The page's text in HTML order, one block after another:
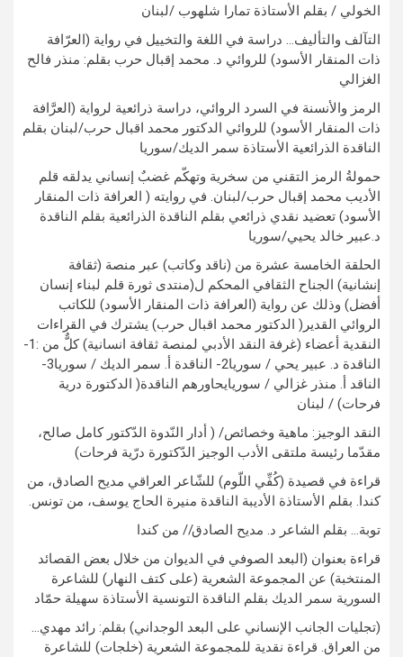
الخولي / بقلم الأستاذة تمارا شلهوب /لبنان
التآلف والتأليف… دراسة في اللغة والتخييل في رواية (العرّافة
ذات المنقار الأسود) للروائي د. محمد إقبال حرب بقلم: منذر فالح
الغزالي
الرمز والأنسنة في السرد الروائي، دراسة ذرائعية لرواية (العرَّافة
ذات المنقار الأسود) للروائي الدكتور محمد اقبال حرب/لبنان بقلم
الناقدة الذرائعية الأستاذة سمر الديك/سوريا
حمولةُ الرمز التقني من سخرية وتهكّم غضبٌ إنساني يدلقه قلم
الأديب محمد إقبال حرب/لبنان. في روايته ( العرافة ذات المنقار
الأسود) تعضيد نقدي ذرائعي بقلم الناقدة الذرائعية بقلم الناقدة
د.عبير خالد يحيي/سوريا
الحلقة الخامسة عشرة من (ناقد وكاتب) عبر منصة (ثقافة
إنشانية) الجناح الثقافي المحكم ل(منتدى ثورة قلم لبناء إنسان
أفضل) وذلك عن رواية (العرافة ذات المنقار الأسود) للكاتب
الروائي القدير( الدكتور محمد اقبال حرب) يشترك في القراءات
النقدية أعضاء (غرفة النقد الأدبي لمنصة ثقافة انسانية) كلٌّ من :1-
الناقدة د. عبير يحي / سوريا2- الناقدة أ. سمر الديك / سوريا3-
الناقد أ. منذر غزالي / سوريايحاورهم الناقدة( الدكتورة درية
فرحات) / لبنان
النقد الوجيز: ماهية وخصائص/ ( أدار النّدوة الدّكتور كامل صالح،
مقدّما رئيسة ملتقى الأدب الوجيز الدّكتورة درّية فرحات)
قراءة في قصيدة (كُفِّي اللّوم) للشّاعر العراقي مديح الصادق، من
كندا. بقلم الأستاذة الأديبة الناقدة منيرة الحاج يوسف، من تونس.
توبة… بقلم الشاعر د. مديح الصادق// من كندا
قراءة بعنوان (البعد الصوفي في الديوان من خلال بعض القصائد
المنتخبة) عن المجموعة الشعرية (على كتف النهار) للشاعرة
السورية سمر الديك بقلم الناقدة التونسية الأستاذة سهيلة حمّاد
(تجليات الجانب الإنساني على البعد الوجداني) بقلم: رائد مهدي…
من العراق. قراءة نقدية للمجموعة الشعرية (خلجات) للشاعرة